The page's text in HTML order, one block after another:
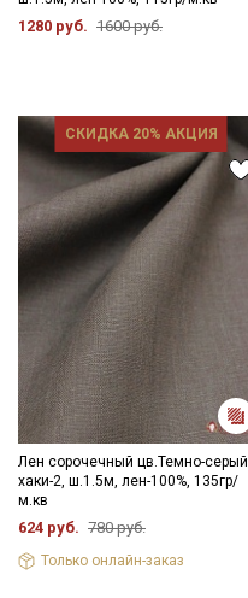
1280 руб. 1600 руб.
СКИДКА 20% АКЦИЯ
Лен сорочечный цв.Темно-серый
хаки-2, ш.1.5м, лен-100%, 135гр/
м.кв
624 руб. 780 руб.
Только онлайн-заказ